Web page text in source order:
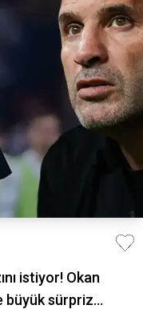
istiyor! Okan
büyük sürpriz...